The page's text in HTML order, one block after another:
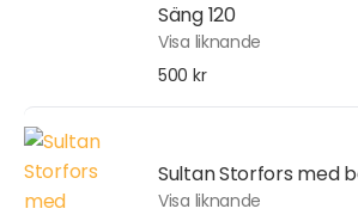
Säng 120
Visa liknande
500 kr
Sultan Storfors med
Visa liknande